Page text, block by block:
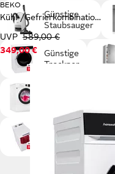
BEKO
Kühl-/Gefrierkombination RCSA300K40SN
UVP 589,00 €
349,00 €
Günstige
Staubsauger
Günstige
Trockner
Günstige
Toplader